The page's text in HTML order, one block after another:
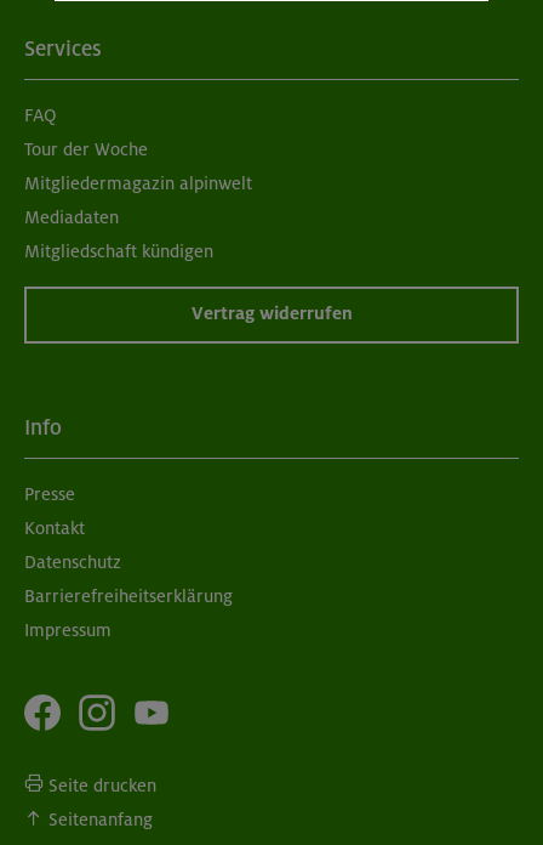
Services
FAQ
Tour der Woche
Mitgliedermagazin alpinwelt
Mediadaten
Mitgliedschaft kündigen
Vertrag widerrufen
Info
Presse
Kontakt
Datenschutz
Barrierefreiheitserklärung
Impressum
Seite drucken
Seitenanfang